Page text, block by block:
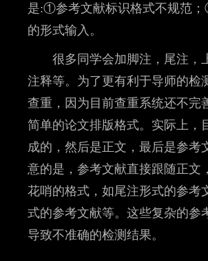
是:①参考文献标识格式不规范
的形式输入。
很多同学会加脚注，尾注，
注释等。为了更有利于导师的检
查重，因为目前查重系统还不完
简单的论文排版格式。实际上，
成的，然后是正文，最后是参考
意的是，参考文献直接跟随正文
花哨的格式，如尾注形式的参考
式的参考文献等。这些复杂的参
导致不准确的检测结果。